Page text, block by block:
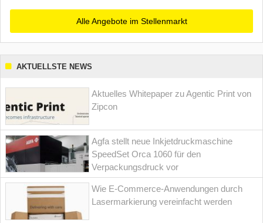
Alle Angebote im Stellenmarkt
AKTUELLSTE NEWS
Aktuelles Whitepaper zu Agentic Print von
Zipcon
Agfa stellt neue Inkjetdruckmaschine
SpeedSet Orca 1060 für den
Verpackungsdruck vor
Wie E-Commerce-Anwendungen durch
Lasermarkierung vereinfacht werden